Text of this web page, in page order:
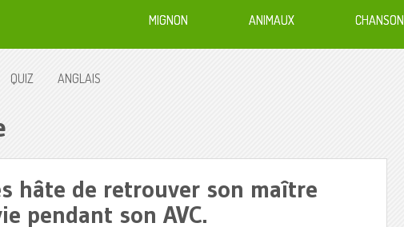
MIGNON ANIMAUX CHANSON
QUIZ ANGLAIS
hâte de retrouver son maître
pendant son AVC.